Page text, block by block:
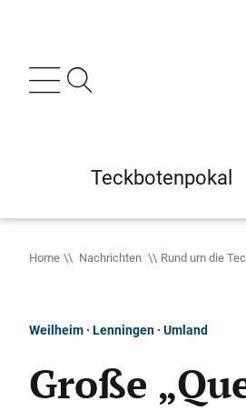
Teckbotenpokal
Home Nachrichten Rund um die
Weilheim · Lenningen · Umland
Große